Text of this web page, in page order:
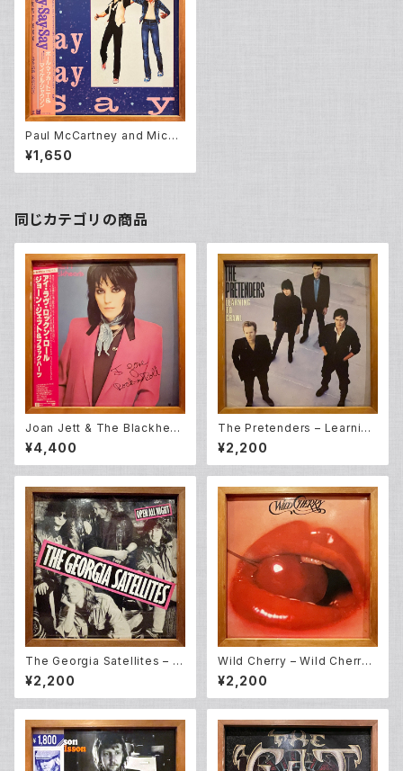
Paul McCartney and Micha
el Jackson – Say Say Say
(12inch EP)
¥1,650
同じカテゴリの商品
Joan Jett & The Blackhear
ts – I Love Rock 'N Roll (L
P)
¥4,400
The Pretenders – Learning
To Crawl (LP)
¥2,200
The Georgia Satellites – O
pen All Night (LP)
¥2,200
Wild Cherry – Wild Cherry
(LP)
¥2,200